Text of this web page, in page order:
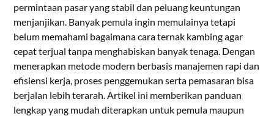
permintaan pasar yang stabil dan peluang keuntungan
menjanjikan. Banyak pemula ingin memulainya tetapi
belum memahami bagaimana cara ternak kambing agar
cepat terjual tanpa menghabiskan banyak tenaga. Dengan
menerapkan metode modern berbasis manajemen rapi dan
efisiensi kerja, proses penggemukan serta pemasaran bisa
berjalan lebih terarah. Artikel ini memberikan panduan
lengkap yang mudah diterapkan untuk pemula maupun